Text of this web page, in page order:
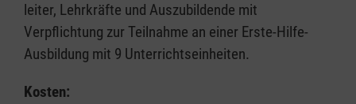
leiter, Lehrkräfte und Auszubildende mit
Verpflichtung zur Teilnahme an einer Erste-Hilfe-
Ausbildung mit 9 Unterrichtseinheiten.
Kosten: